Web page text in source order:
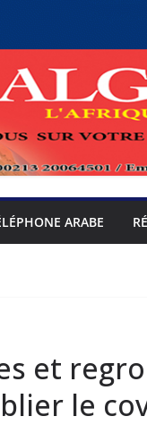
ARABE
et
le